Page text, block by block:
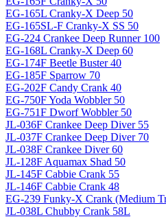
EG-165L Cranky-X Deep 50
EG-165SL-F Cranky-X SS 50
EG-224 Crankee Deep Runner 100
EG-168L Cranky-X Deep 60
EG-174F Beetle Buster 40
EG-185F Sparrow 70
EG-202F Candy Crank 40
EG-750F Yoda Wobbler 50
EG-751F Dworf Wobbler 50
JL-036F Crankee Deep Diver 55
JL-037F Crankee Deep Diver 70
JL-038F Crankee Diver 60
JL-128F Aquamax Shad 50
JL-145F Cabbie Crank 55
JL-146F Cabbie Crank 48
EG-239 Funky-X Crank (Medium
JL-038L Chubby Crank 58L